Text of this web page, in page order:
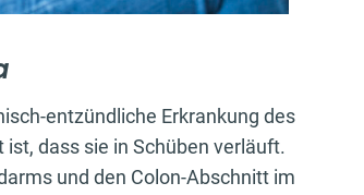
entzündliche Erkrankung des
dass sie in Schüben verläuft.
und den Colon-Abschnitt im